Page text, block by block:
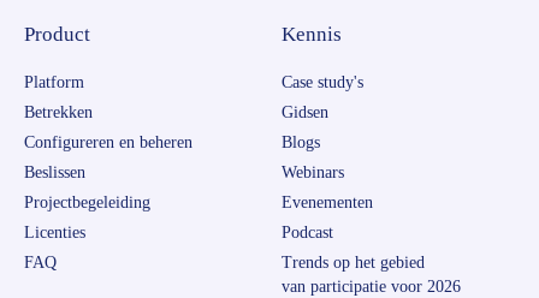
Product
Platform
Betrekken
Configureren en beheren
Beslissen
Projectbegeleiding
Licenties
FAQ
Kennis
Case study's
Gidsen
Blogs
Webinars
Evenementen
Podcast
Trends op het gebied
van participatie voor 2026